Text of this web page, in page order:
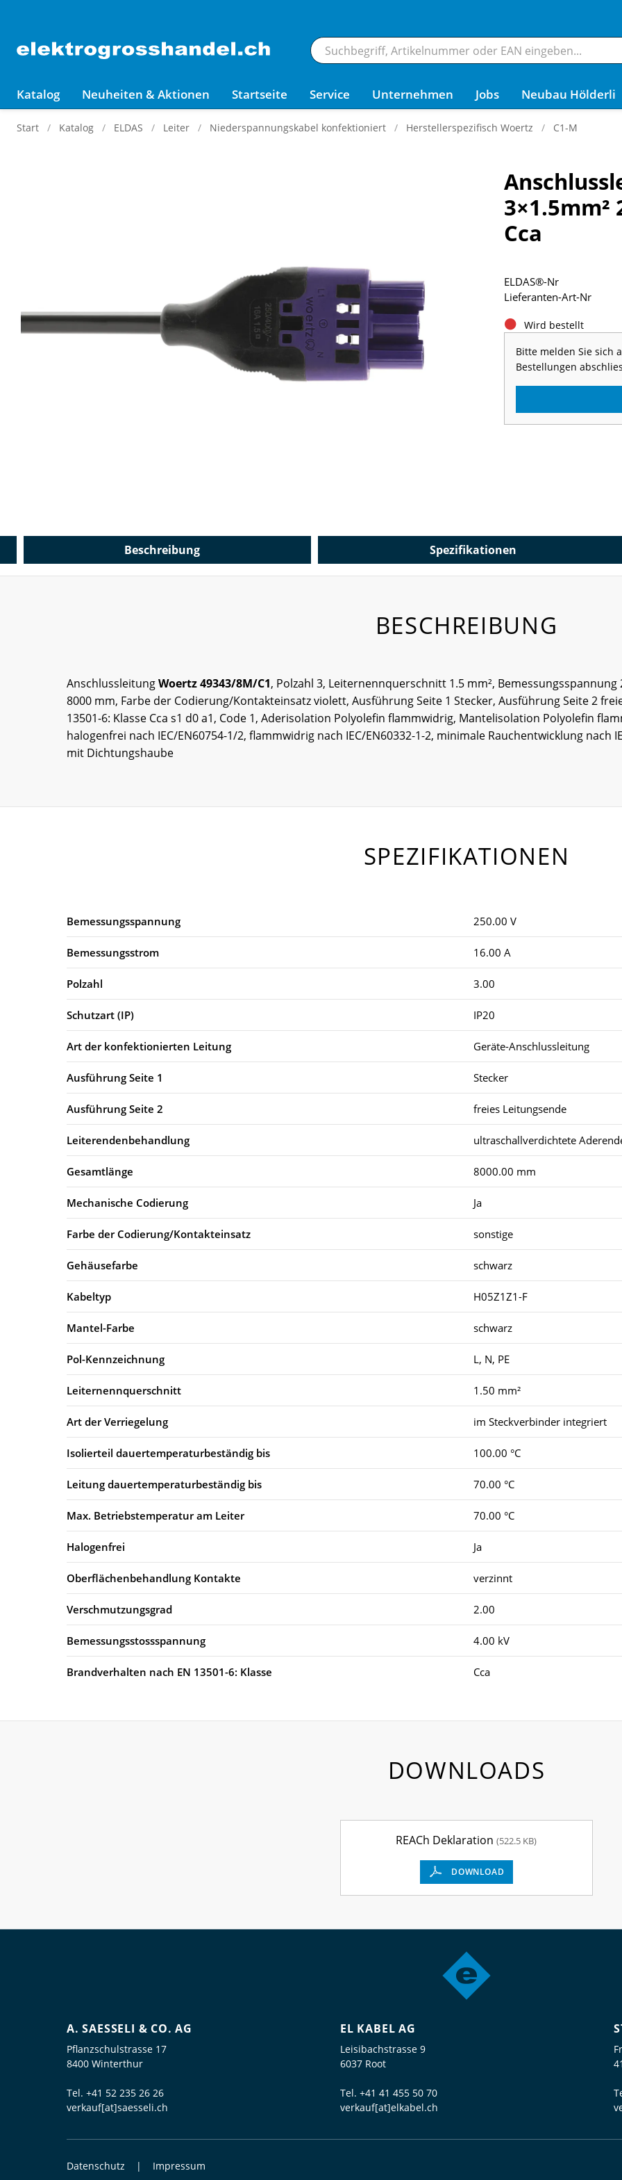
Katalog Neuheiten & Aktionen Startseite Service Unternehmen Jobs Neubau Hölderli
Start Katalog ELDAS Leiter Niederspannungskabel konfektioniert Herstellerspezifisch Woertz C1-M
3×1.5mm²
Cca
Wird bestellt
Bitte melden Sie sich
Bestellungen
ELDAS®-Nr
Lieferanten-Art-Nr
Beschreibung Spezifikationen
BESCHREIBUNG
AnschlussleitungWoertz 49343/8M/C1, Polzahl 3, Leiternennquerschnitt 1.5 mm²,
8000 mm, Farbe der Codierung/Kontakteinsatz violett, Ausführung Seite 1 Stecker, Ausführung Seite 2
13501-6: Klasse Cca s1 d0 a1, Code 1, Aderisolation Polyolefin flammwidrig, Mantelisolation Polyolefin
halogenfrei nach IEC/EN60754-1/2, flammwidrig nach IEC/EN60332-1-2, minimale Rauchentwicklung nach
mit Dichtungshaube
SPEZIFIKATIONEN
Bemessungsspannung 250.00 V
Bemessungsstrom 16.00 A
Polzahl 3.00
Schutzart (IP) IP20
Art der konfektionierten Leitung Geräte-Anschlussleitung
Ausführung Seite 1 Stecker
Ausführung Seite 2 freies Leitungsende
Leiterendenbehandlung ultraschallverdichtete
Gesamtlänge 8000.00 mm
Mechanische Codierung Ja
Farbe der Codierung/Kontakteinsatz sonstige
Gehäusefarbe schwarz
Kabeltyp H05Z1Z1-F
Mantel-Farbe schwarz
Pol-Kennzeichnung L, N, PE
Leiternennquerschnitt 1.50 mm²
Art der Verriegelung im Steckverbinder integriert
Isolierteil dauertemperaturbeständig bis 100.00 °C
Leitung dauertemperaturbeständig bis 70.00 °C
Max. Betriebstemperatur am Leiter 70.00 °C
Halogenfrei Ja
Oberflächenbehandlung Kontakte verzinnt
Verschmutzungsgrad 2.00
Bemessungsstossspannung 4.00 kV
Brandverhalten nach EN 13501-6: Klasse Cca
DOWNLOADS
REACh Deklaration(522.5 KB)
DOWNLOAD
A. SAESSELI & CO. AG
Pflanzschulstrasse 17
8400 Winterthur
Tel. +41 52 235 26 26
verkauf[at]saesseli.ch
EL KABEL AG
Leisibachstrasse 9
6037 Root
Tel. +41 41 455 50 70
verkauf[at]elkabel.ch
Datenschutz Impressum